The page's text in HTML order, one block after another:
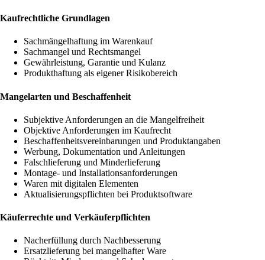
Kaufrechtliche Grundlagen
Sachmängelhaftung im Warenkauf
Sachmangel und Rechtsmangel
Gewährleistung, Garantie und Kulanz
Produkthaftung als eigener Risikobereich
Mangelarten und Beschaffenheit
Subjektive Anforderungen an die Mangelfreiheit
Objektive Anforderungen im Kaufrecht
Beschaffenheitsvereinbarungen und Produktangaben
Werbung, Dokumentation und Anleitungen
Falschlieferung und Minderlieferung
Montage- und Installationsanforderungen
Waren mit digitalen Elementen
Aktualisierungspflichten bei Produktsoftware
Käuferrechte und Verkäuferpflichten
Nacherfüllung durch Nachbesserung
Ersatzlieferung bei mangelhafter Ware